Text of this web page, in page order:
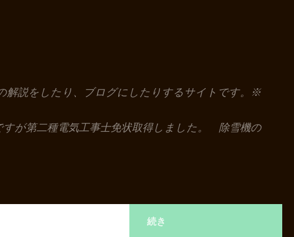
解説をしたり、ブログにしたりするサイトです。※
が第二種電気工事士免状取得しました。 除雪機の
続き